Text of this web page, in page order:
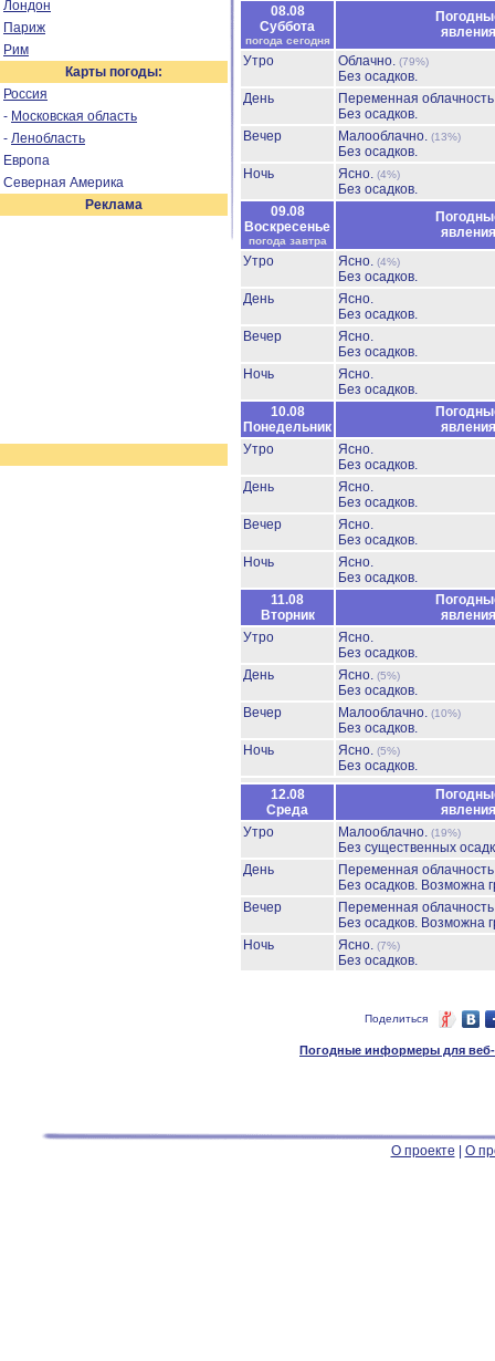
Лондон
Париж
Рим
Карты погоды:
Россия
- Московская область
- Ленобласть
Европа
Северная Америка
Реклама
08.08
Суббота
погода сегодня
явления
Утро
Облачно. (79%)
Без осадков.
День
Переменная
Без осадков.
Вечер
Малооблачно. (13%)
Без осадков.
Ночь
Ясно. (4%)
Без осадков.
09.08
Воскресенье
погода завтра
явления
Утро
Ясно. (4%)
Без осадков.
День
Ясно.
Без осадков.
Вечер
Ясно.
Без осадков.
Ночь
Ясно.
Без осадков.
10.08
Понедельник
явления
Утро
Ясно.
Без осадков.
День
Ясно.
Без осадков.
Вечер
Ясно.
Без осадков.
Ночь
Ясно.
Без осадков.
11.08
Вторник
явления
Утро
Ясно.
Без осадков.
День
Ясно. (5%)
Без осадков.
Вечер
Малооблачно. (10%)
Без осадков.
Ночь
Ясно. (5%)
Без осадков.
12.08
Среда
явления
Утро
Малооблачно. (19%)
Без существенных
День
Переменная
Без осадков. Возможна
Вечер
Переменная облачность
Без осадков. Возможна
Ночь
Ясно. (7%)
Без осадков.
Поделиться
Погодные информеры для веб-
О проекте О